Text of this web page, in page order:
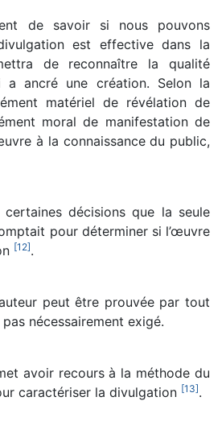
de savoir si nous pouvons
est effective dans la
de reconnaître la qualité
a ancré une création. Selon la
matériel de révélation de
moral de manifestation de
à la connaissance du public,
décisions que la seule
pour déterminer si l’œuvre
[12].
peut être prouvée par tout
nécessairement exigé.
avoir recours à la méthode du
caractériser la divulgation [13].